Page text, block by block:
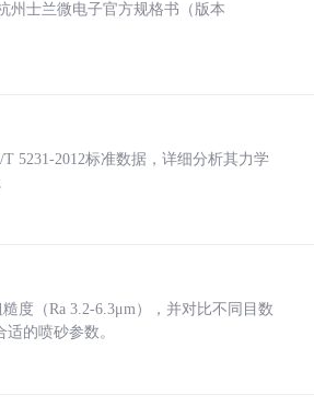
州士兰微电子官方规格书（版本
5231-2012标准数据，详细分析其力学
度（Ra 3.2-6.3μm），并对比不同目数
的喷砂参数。